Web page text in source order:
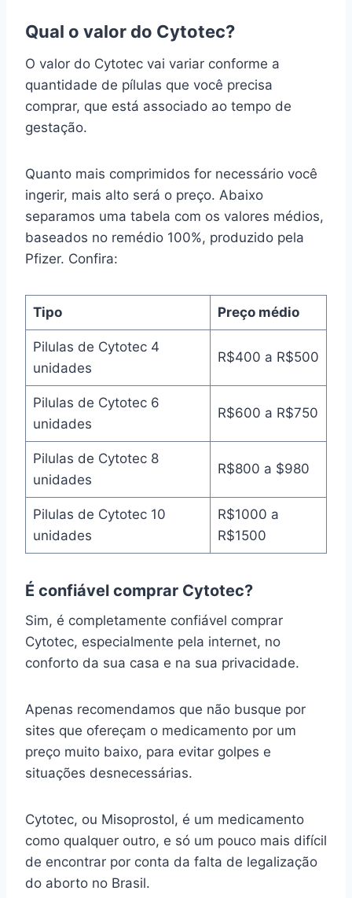
Qual o valor do Cytotec?
O valor do Cytotec vai variar conforme a
quantidade de pílulas que você precisa
comprar, que está associado ao tempo de
gestação.
Quanto mais comprimidos for necessário você
ingerir, mais alto será o preço. Abaixo
separamos uma tabela com os valores médios,
baseados no remédio 100%, produzido pela
Pfizer. Confira:
Tipo Preço médio
Pilulas de Cytotec 4
unidades
R$400 a R$500
Pilulas de Cytotec 6
unidades
R$600 a R$750
Pilulas de Cytotec 8
unidades
R$800 a $980
Pilulas de Cytotec 10
unidades
R$1000 a
R$1500
É confiável comprar Cytotec?
Sim, é completamente confiável comprar
Cytotec, especialmente pela internet, no
conforto da sua casa e na sua privacidade.
Apenas recomendamos que não busque por
sites que ofereçam o medicamento por um
preço muito baixo, para evitar golpes e
situações desnecessárias.
Cytotec, ou Misoprostol, é um medicamento
como qualquer outro, e só um pouco mais difícil
de encontrar por conta da falta de legalização
do aborto no Brasil.